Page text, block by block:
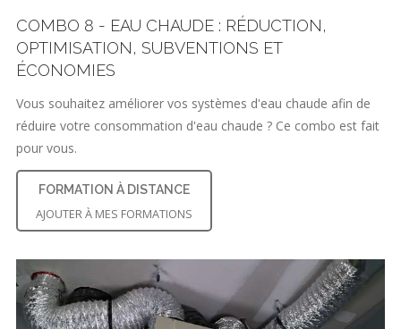
COMBO 8 - EAU CHAUDE : RÉDUCTION,
OPTIMISATION, SUBVENTIONS ET
ÉCONOMIES
Vous souhaitez améliorer vos systèmes d'eau chaude afin de
réduire votre consommation d'eau chaude ? Ce combo est fait
pour vous.
FORMATION À DISTANCE
AJOUTER À MES FORMATIONS